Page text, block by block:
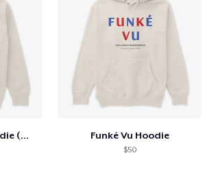
Art Car Cowgirl Hoodie (multiple colors) Funké Vu Hoodie
$50